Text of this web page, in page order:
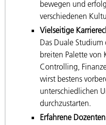
bewegen und
verschiedenen
Vielseitige
Das Duale
breiten Palette von
Controlling,
wirst bestens
unterschiedlichen
durchzustarten.
Erfahrene